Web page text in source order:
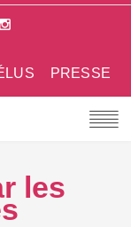
PRESSE
les